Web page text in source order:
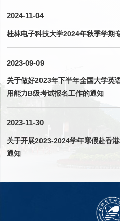
2024-11-04
桂林电子科技大学2024年秋季学期
2023-09-09
关于做好2023年下半年全国大学英
用能力B级考试报名工作的通知
2023-11-30
关于开展2023-2024学年寒假赴香
通知